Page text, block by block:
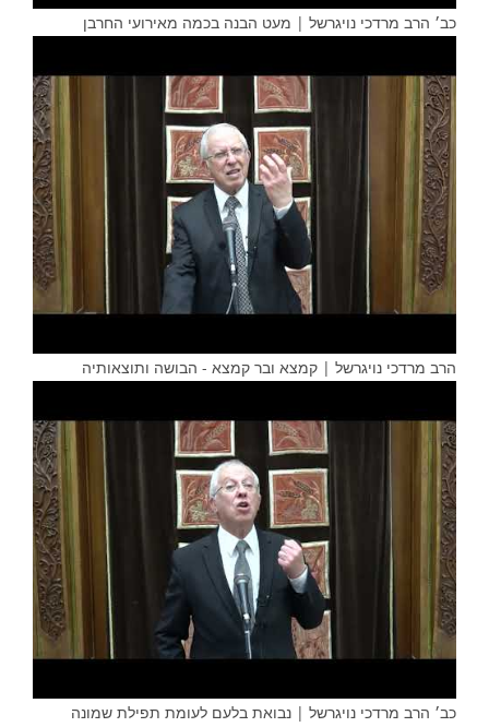
כב׳ הרב מרדכי נויגרשל | מעט הבנה בכמה מאירועי החרבן
הרב מרדכי נויגרשל | קמצא ובר קמצא - הבושה ותוצאותיה
כב׳ הרב מרדכי נויגרשל | נבואת בלעם לעומת תפילת שמונה